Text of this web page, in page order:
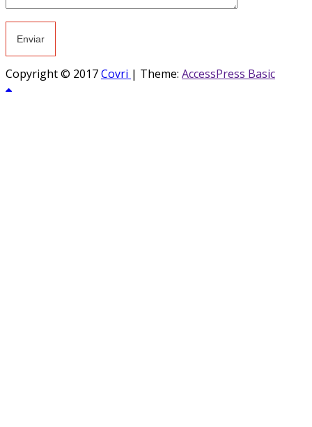
Copyright © 2017Covri | Theme: AccessPress Basic